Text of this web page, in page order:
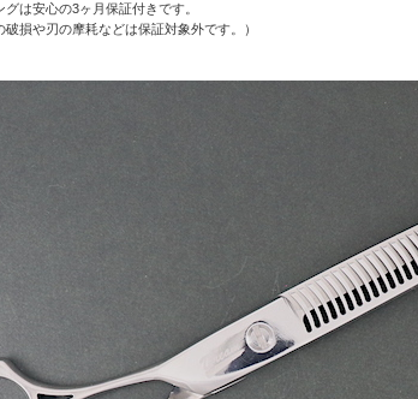
は安心の3ヶ月保証付きです。
破損や刃の摩耗などは保証対象外です。）